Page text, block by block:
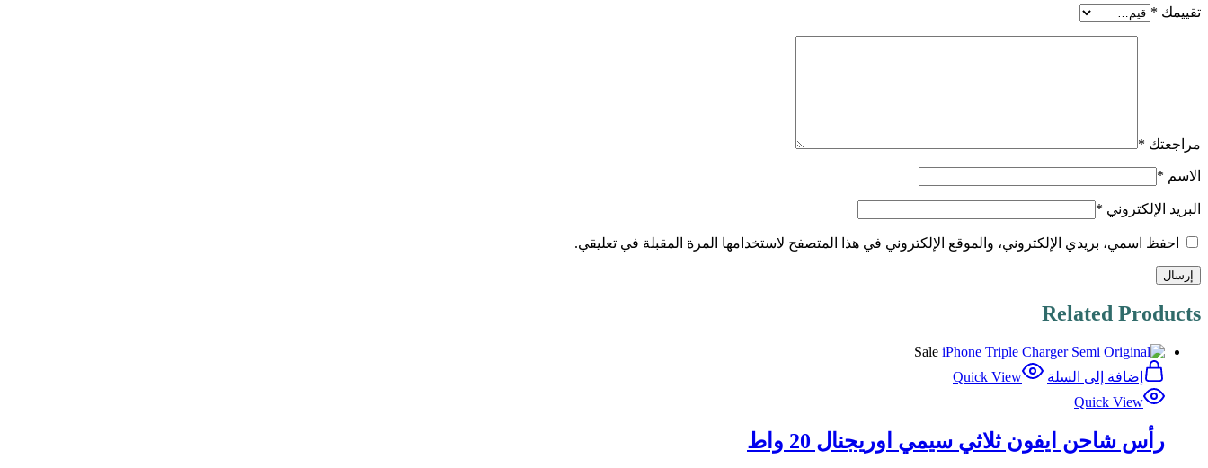
تقييمك *
مراجعتك *
الاسم *
البريد الإلكتروني *
احفظ اسمي، بريدي الإلكتروني، والموقع الإلكتروني في هذا المتصفح لاستخدامها المرة المقبلة في تعليقي.
Related Products
Sale
إضافة إلى السلة
Quick View
Quick View
رأس شاحن ايفون ثلاثي سيمي اوريجنال 20 واط